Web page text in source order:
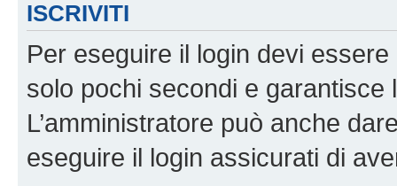
ISCRIVITI
Per eseguire il login devi
solo pochi secondi e garantisce
L’amministratore può anche
eseguire il login assicurati di